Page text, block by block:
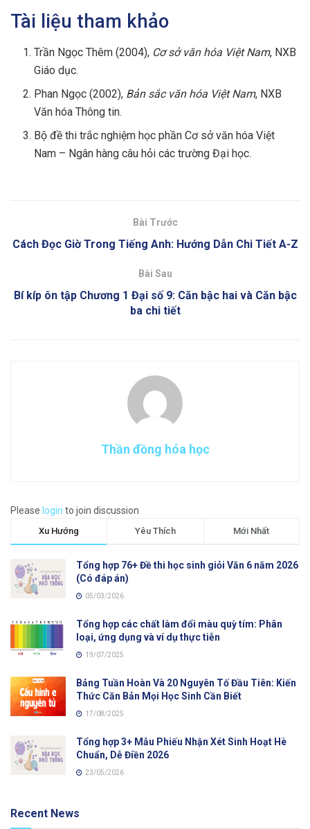
Tài liệu tham khảo
Trần Ngọc Thêm (2004), Cơ sở văn hóa Việt Nam, NXB
Giáo dục.
Phan Ngọc (2002), Bản sắc văn hóa Việt Nam, NXB
Văn hóa Thông tin.
Bộ đề thi trắc nghiệm học phần Cơ sở văn hóa Việt
Nam – Ngân hàng câu hỏi các trường Đại học.
Bài Trước
Cách Đọc Giờ Trong Tiếng Anh: Hướng Dẫn Chi Tiết A-Z
Bài Sau
Bí kíp ôn tập Chương 1 Đại số 9: Căn bậc hai và Căn bậc
ba chi tiết
Thần đồng hóa học
Please login to join discussion
Xu Hướng Yêu Thích Mới Nhất
Tổng hợp 76+ Đề thi học sinh giỏi Văn 6 năm 2026
(Có đáp án)
05/03/2026
Tổng hợp các chất làm đổi màu quỳ tím: Phân
loại, ứng dụng và ví dụ thực tiễn
19/07/2025
Bảng Tuần Hoàn Và 20 Nguyên Tố Đầu Tiên: Kiến
Thức Căn Bản Mọi Học Sinh Cần Biết
17/08/2025
Tổng hợp 3+ Mẫu Phiếu Nhận Xét Sinh Hoạt Hè
Chuẩn, Dễ Điền 2026
23/05/2026
Recent News